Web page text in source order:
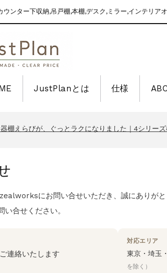
ウンター下収納,吊戸棚,本棚,デスク,ミラー,インテリア
JustPlanとは 仕様
棚えらびが、ぐっとラクになりました｜4シリーズ
年～2026年 年末年始休業のお知らせ
にお問い合せいただき、誠にありがと
合せください。
連絡いたします
対応エリア
東京・埼玉
を除く）